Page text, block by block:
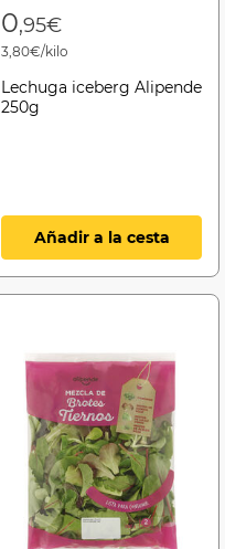
0,95€
3,80€/kilo
Lechuga iceberg Alipende
250g
Añadir a la cesta